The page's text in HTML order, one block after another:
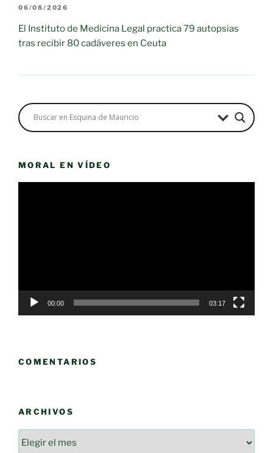
06/08/2026
El Instituto de Medicina Legal practica 79 autopsias
tras recibir 80 cadáveres en Ceuta
MORAL EN VÍDEO
00:00 03:17
COMENTARIOS
ARCHIVOS
Archivos